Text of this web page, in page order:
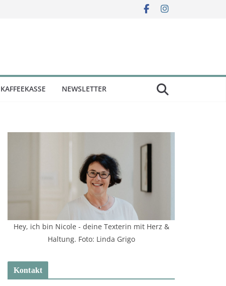
KAFFEEKASSE NEWSLETTER
Hey, ich bin Nicole - deine Texterin mit Herz &
Haltung. Foto: Linda Grigo
Kontakt